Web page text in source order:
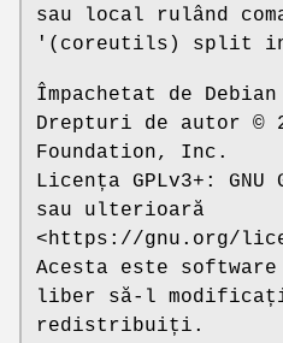
sau local rulând
'(coreutils) split
Împachetat de
Drepturi de autor ©
Foundation, Inc.
Licența GPLv3+: GNU
sau ulterioară
<https://gnu.org/
Acesta este
liber să-l
redistribuiți.